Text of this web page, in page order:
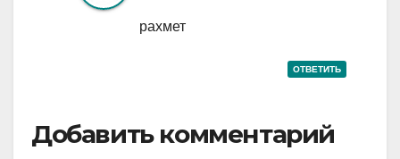
рахмет
ОТВЕТИТЬ
Добавить комментарий